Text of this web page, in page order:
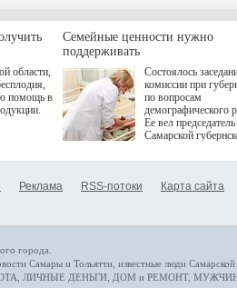
определенными
К ним можно
возникающие при
данными
более динамичного
проникновения
сегмент
отраслевое
рассказала Ольга
ходе сессии
качества жизни" в
ПМЭФ 2025. В
области,
помощь в
Семейные ценности нужно
поддерживать
Состоялось
комиссии при
по вопросам
демографического
Ее вел председатель
Самарской
Реклама RSS-потоки Карта сайта
города.
Самары и Тольятти, известные люди
ЛИЧНЫЕ ДЕНЬГИ ДОМ и РЕМОНТ,